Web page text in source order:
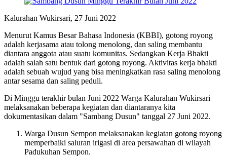
Kalurahan Wukirsari, 27 Juni 2022
Menurut Kamus Besar Bahasa Indonesia (KBBI), gotong royong
adalah kerjasama atau tolong menolong, dan saling membantu
diantara anggota atau suatu komunitas. Sedangkan Kerja Bhakti
adalah salah satu bentuk dari gotong royong. Aktivitas kerja bhakti
adalah sebuah wujud yang bisa meningkatkan rasa saling menolong
antar sesama dan saling peduli.
Di Minggu terakhir bulan Juni 2022 Warga Kalurahan Wukirsari
melaksanakan beberapa kegiatan dan diantaranya kita
dokumentasikan dalam "Sambang Dusun" tanggal 27 Juni 2022.
Warga Dusun Sempon melaksanakan kegiatan gotong royong
memperbaiki saluran irigasi di area persawahan di wilayah
Padukuhan Sempon.